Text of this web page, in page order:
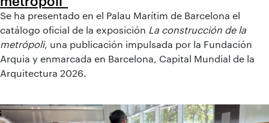
Se ha presentado en el Palau Marítim de Barcelona el
catálogo oficial de la exposición La construcción de la
metrópoli, una publicación impulsada por la Fundación
Arquia y enmarcada en Barcelona, Capital Mundial de la
Arquitectura 2026.